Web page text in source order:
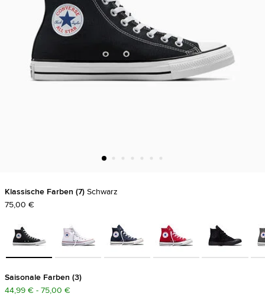
Klassische Farben 7 Schwarz
75,00 €
Saisonale Farben 3
44,99 € - 75,00 €